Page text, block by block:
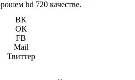
hd 720 качестве.
ВК
ОК
FB
Mail
Твиттер